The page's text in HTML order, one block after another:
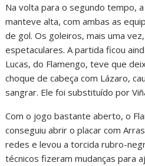
Na volta para o segundo tempo,
manteve alta, com ambas as
de gol. Os goleiros, mais uma
espetaculares. A partida ficou
Lucas, do Flamengo, teve que
choque de cabeça com Lázaro,
sangrar. Ele foi substituído por
Com o jogo bastante aberto, o
conseguiu abrir o placar com
redes e levou a torcida rubro-
técnicos fizeram mudanças para